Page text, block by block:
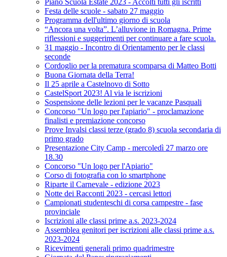
Piano Scuola Estate 2023 - Accolti tutti gli iscritti
Festa delle scuole - sabato 27 maggio
Programma dell'ultimo giorno di scuola
“Ancora una volta”. L’alluvione in Romagna. Prime
riflessioni e suggerimenti per continuare a fare scuola.
31 maggio - Incontro di Orientamento per le classi
seconde
Cordoglio per la prematura scomparsa di Matteo Botti
Buona Giornata della Terra!
Il 25 aprile a Castelnovo di Sotto
CastelSport 2023! Al via le iscrizioni
Sospensione delle lezioni per le vacanze Pasquali
Concorso "Un logo per l'apiario" - proclamazione
finalisti e premiazione concorso
Prove Invalsi classi terze (grado 8) scuola secondaria di
primo grado
Presentazione City Camp - mercoledì 27 marzo ore
18.30
Concorso "Un logo per l'Apiario"
Corso di fotografia con lo smartphone
Riparte il Carnevale - edizione 2023
Notte dei Racconti 2023 - cercasi lettori
Campionati studenteschi di corsa campestre - fase
provinciale
Iscrizioni alle classi prime a.s. 2023-2024
Assemblea genitori per iscrizioni alle classi prime a.s.
2023-2024
Ricevimenti generali primo quadrimestre